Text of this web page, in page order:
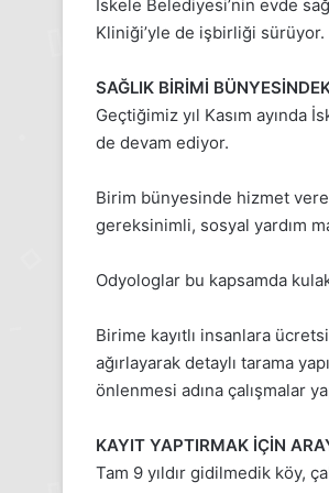
İskele Belediyesi’nin evde
Kliniği’yle de işbirliği sürüyor.
SAĞLIK BİRİMİ
Geçtiğimiz yıl Kasım
de devam ediyor.
Birim bünyesinde hizmet
gereksinimli, sosyal yardım
Odyologlar bu kapsamda
Birime kayıtlı insanlara
ağırlayarak detaylı tarama
önlenmesi adına çalışmalar
KAYIT YAPTIRMAK İÇİN
Tam 9 yıldır gidilmedik köy,
2025,
Gıynık
manşetleri
24 Kasım 2025
24 Kasım
Medya manşetleri